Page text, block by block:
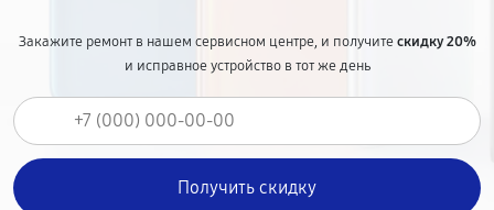
Закажите ремонт в нашем сервисном центре, и получитескидку 20%
и исправное устройство в тот же день